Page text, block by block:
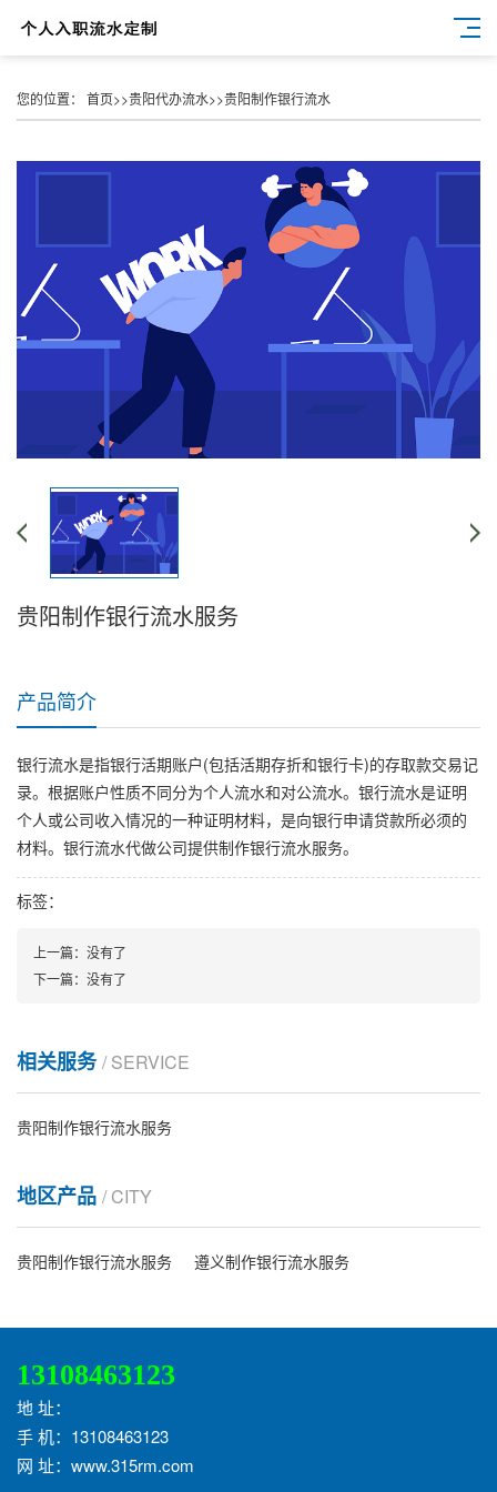
您的位置： 首页>>贵阳代办流水>>贵阳制作银行流水
贵阳制作银行流水服务
产品简介
银行流水是指银行活期账户(包括活期存折和银行卡)的存取款交易记
录。根据账户性质不同分为个人流水和对公流水。银行流水是证明
个人或公司收入情况的一种证明材料，是向银行申请贷款所必须的
材料。银行流水代做公司提供制作银行流水服务。
标签：
上一篇： 没有了
下一篇： 没有了
相关服务/ SERVICE
贵阳制作银行流水服务
地区产品 / CITY
贵阳制作银行流水服务 遵义制作银行流水服务
13108463123
地 址：
手 机：13108463123
网 址：www.315rm.com